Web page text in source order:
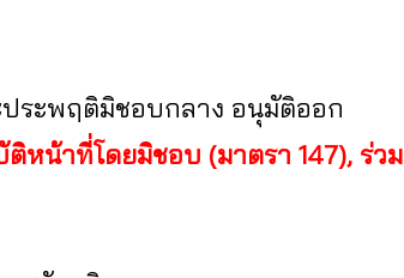
ประพฤติมิชอบกลาง อนุมัติออก
หน้าที่โดยมิชอบ (มาตรา 147), ร่วม